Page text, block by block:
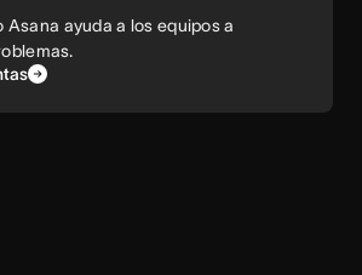
Asana ayuda a los equipos a